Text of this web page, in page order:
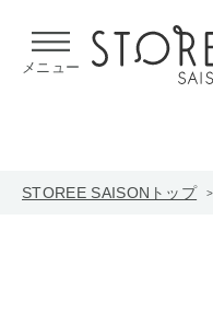
メニュー
STOREE SAISONトップ